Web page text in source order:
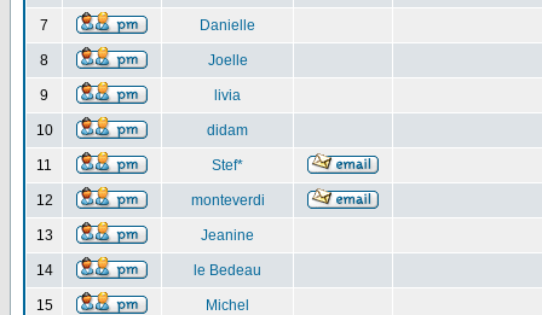
7 Danielle
8 Joelle
9 livia
10 didam
11 Stef*
12 monteverdi
13 Jeanine
14 le Bedeau
15 Michel